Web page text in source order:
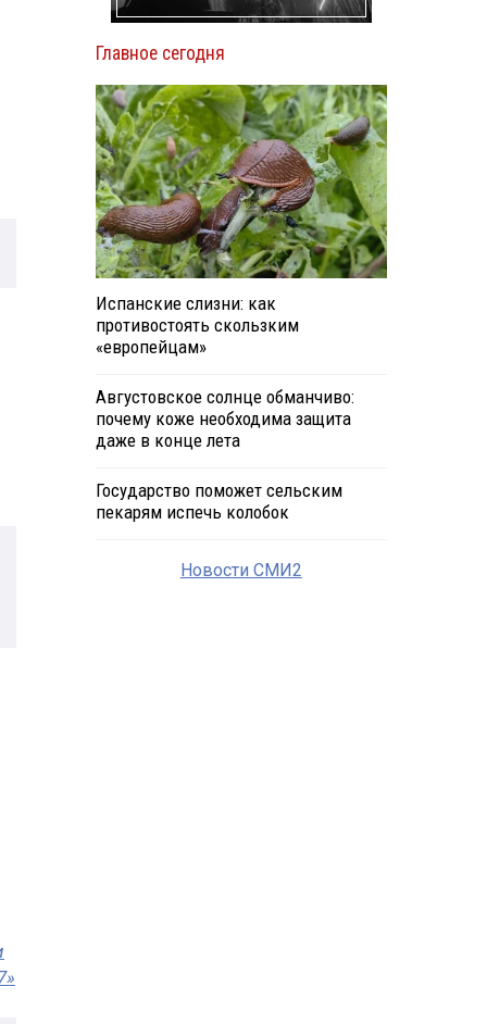
Главное сегодня
Испанские слизни: как
противостоять скользким
«европейцам»
Августовское солнце обманчиво:
почему коже необходима защита
даже в конце лета
Государство поможет сельским
пекарям испечь колобок
Новости СМИ2